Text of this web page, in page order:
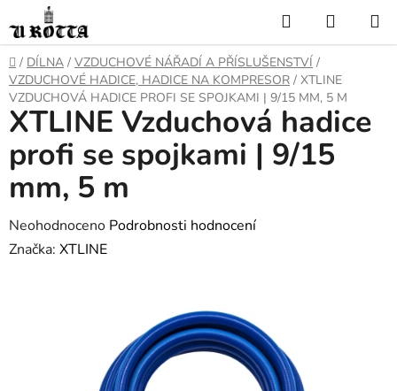
na
obsah
Hledat
KOŠÍK
DOMŮ
/ DÍLNA / VZDUCHOVÉ NÁŘADÍ A PŘÍSLUŠENSTVÍ /
VZDUCHOVÉ HADICE, HADICE NA KOMPRESOR / XTLINE
VZDUCHOVÁ HADICE PROFI SE SPOJKAMI | 9/15 MM, 5 M
XTLINE Vzduchová hadice
profi se spojkami | 9/15
mm, 5 m
Průměrné
hodnocení
Neohodnoceno Podrobnosti hodnocení
Značka: XTLINE